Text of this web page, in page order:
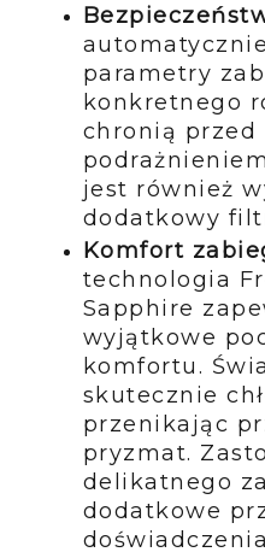
parametry
konkretnego
chronią przed
jest również
dodatkowy
Komfort
technologia
Sapphire
wyjątkowe
komfortu.
skutecznie
przenikając
pryzmat.
delikatnego
dodatkowe